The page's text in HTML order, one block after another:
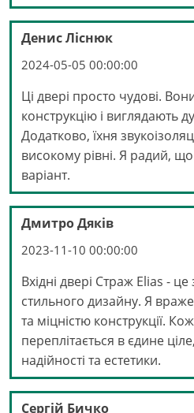
Денис Ліснюк
2024-05-05 00:00:00
Ці двері просто чудові.
конструкцію і виглядають
Додатково, їхня
високому рівні. Я радий,
варіант.
Дмитро Дяків
2023-11-10 00:00:00
Вхідні двері Страж Elias -
стильного дизайну. Я
та міцністю конструкції.
переплітається в єдине
надійності та естетики.
Сергій Бичко